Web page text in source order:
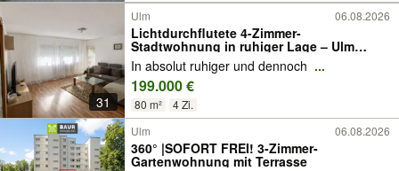
31
Ulm 06.08.2026
Lichtdurchflutete 4-Zimmer-
Stadtwohnung in ruhiger Lage – Ulm
Mitte, mit Erbbaurecht
In absolut ruhiger und dennoch ...
199.000 €
80 m² 4 Zi.
Ulm 06.08.2026
360° |SOFORT FREI! 3-Zimmer-
Gartenwohnung mit Terrasse